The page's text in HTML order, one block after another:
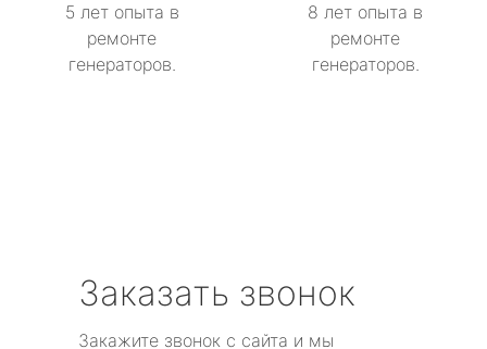
5 лет опыта в
ремонте
генераторов.
8 лет опыта в
ремонте
генераторов.
Заказать звонок
Закажите звонок с сайта и мы